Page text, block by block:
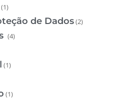
(1)
de Dados(2)
(4)
(1)
(1)